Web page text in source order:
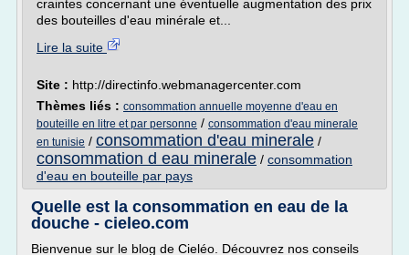
craintes concernant une éventuelle augmentation des prix
des bouteilles d'eau minérale et...
Lire la suite
Site : http://directinfo.webmanagercenter.com
Thèmes liés : consommation annuelle moyenne d'eau en
bouteille en litre et par personne / consommation d'eau minerale
en tunisie / consommation d'eau minerale /
consommation d eau minerale / consommation
d'eau en bouteille par pays
Quelle est la consommation en eau de la
douche - cieleo.com
Bienvenue sur le blog de Cieléo. Découvrez nos conseils